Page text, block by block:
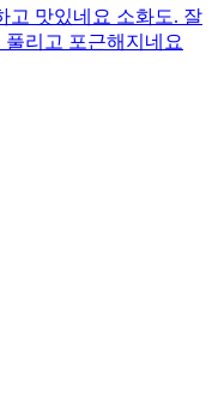
고 맛있네요 소화도. 잘
리고 포근해지네요